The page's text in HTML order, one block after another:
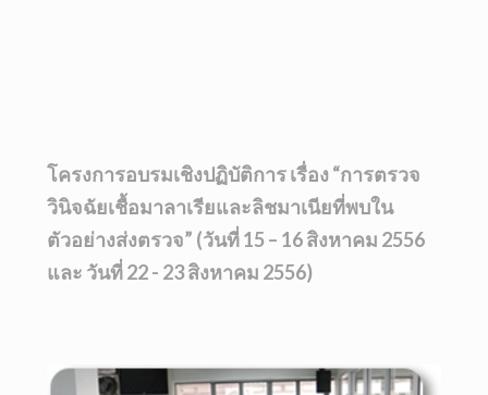
โครงการอบรมเชิงปฏิบัติการ เรื่อง “การตรวจ
วินิจฉัยเชื้อมาลาเรียและลิชมาเนียที่พบใน
ตัวอย่างส่งตรวจ” (วันที่ 15 – 16 สิงหาคม 2556
และ วันที่ 22 - 23 สิงหาคม 2556)